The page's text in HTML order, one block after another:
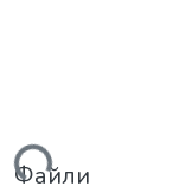
Файли